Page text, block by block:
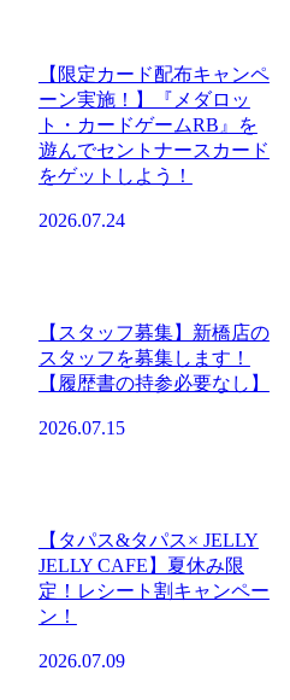
【限定カード配布キャンペ
ーン実施！】『メダロッ
ト・カードゲームRB』を
遊んでセントナースカード
をゲットしよう！
2026.07.24
【スタッフ募集】新橋店の
スタッフを募集します！
【履歴書の持参必要なし】
2026.07.15
【タパス&タパス× JELLY
JELLY CAFE】夏休み限
定！レシート割キャンペー
ン！
2026.07.09